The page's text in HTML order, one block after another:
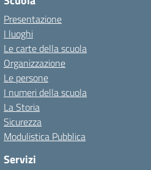
Presentazione
I luoghi
Le carte della scuola
Organizzazione
Le persone
I numeri della scuola
La Storia
Sicurezza
Modulistica Pubblica
Servizi